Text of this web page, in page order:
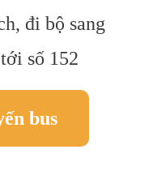
đi bộ sang
số 152
bus